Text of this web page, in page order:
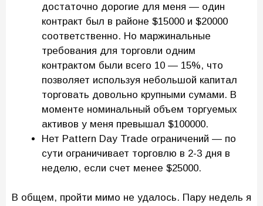
достаточно дорогие для меня — один
контракт был в районе $15000 и $20000
соответственно. Но маржинальные
требования для торговли одним
контрактом были всего 10 — 15%, что
позволяет используя небольшой капитал
торговать довольно крупными сумами. В
моменте номинальный объем торгуемых
активов у меня превышал $100000.
Нет Pattern Day Trade ограничений — по
сути ограничивает торговлю в 2-3 дня в
неделю, если счет менее $25000.
В общем, пройти мимо не удалось. Пару недель я